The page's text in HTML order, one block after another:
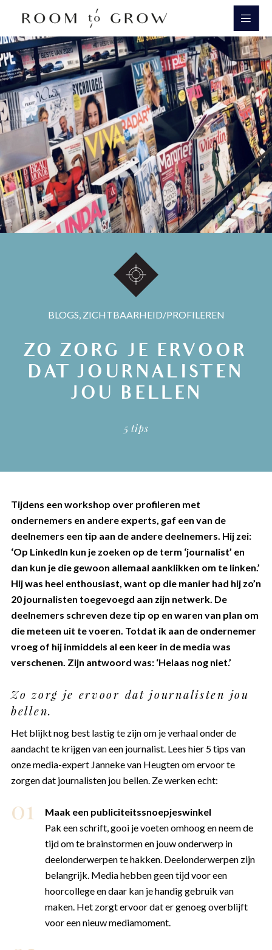
Room to Grow
BLOGS ZICHTBAARHEID/PROFILEREN
ZO ZORG JE ERVOOR
DAT JOURNALISTEN
JOU BELLEN
5 tips
Tijdens een workshop over profileren met
ondernemers en andere experts, gaf een van de
deelnemers een tip aan de andere deelnemers. Hij zei:
‘Op LinkedIn kun je zoeken op de term ‘journalist’ en
dan kun je die gewoon allemaal aanklikken om te linken.’
Hij was heel enthousiast, want op die manier had hij zo’n
20 journalisten toegevoegd aan zijn netwerk. De
deelnemers schreven deze tip op en waren van plan om
die meteen uit te voeren. Totdat ik aan de ondernemer
vroeg of hij inmiddels al een keer in de media was
verschenen. Zijn antwoord was: ‘Helaas nog niet.’
Zo zorg je ervoor dat journalisten jou
bellen.
Het blijkt nog best lastig te zijn om je verhaal onder de
aandacht te krijgen van een journalist. Lees hier 5 tips van
onze media-expert Janneke van Heugten om ervoor te
zorgen dat journalisten jou bellen. Ze werken echt:
Maak een publiciteitssnoepjeswinkel
Pak een schrift, gooi je voeten omhoog en neem de
tijd om te brainstormen en jouw onderwerp in
deelonderwerpen te hakken. Deelonderwerpen zijn
belangrijk. Media hebben geen tijd voor een
hoorcollege en daar kan je handig gebruik van
maken. Het zorgt ervoor dat er genoeg overblijft
voor een nieuw mediamoment.